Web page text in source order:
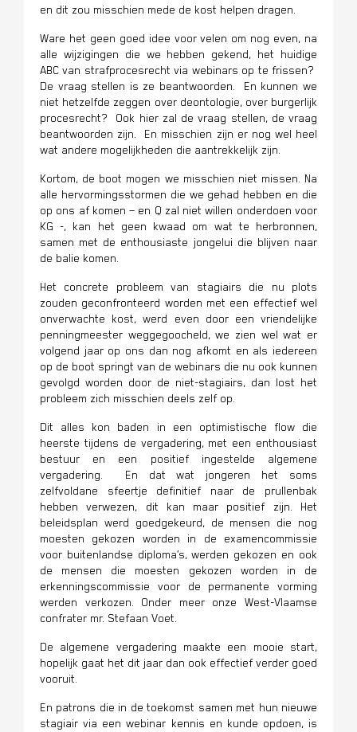
en dit zou misschien mede de kost helpen dragen.
Ware het geen goed idee voor velen om nog even, na
alle wijzigingen die we hebben gekend, het huidige
ABC van strafprocesrecht via webinars op te frissen?
De vraag stellen is ze beantwoorden. En kunnen we
niet hetzelfde zeggen over deontologie, over burgerlijk
procesrecht? Ook hier zal de vraag stellen, de vraag
beantwoorden zijn. En misschien zijn er nog wel heel
wat andere mogelijkheden die aantrekkelijk zijn.
Kortom, de boot mogen we misschien niet missen. Na
alle hervormingsstormen die we gehad hebben en die
op ons af komen – en Q zal niet willen onderdoen voor
KG -, kan het geen kwaad om wat te herbronnen,
samen met de enthousiaste jongelui die blijven naar
de balie komen.
Het concrete probleem van stagiairs die nu plots
zouden geconfronteerd worden met een effectief wel
onverwachte kost, werd even door een vriendelijke
penningmeester weggegoocheld, we zien wel wat er
volgend jaar op ons dan nog afkomt en als iedereen
op de boot springt van de webinars die nu ook kunnen
gevolgd worden door de niet-stagiairs, dan lost het
probleem zich misschien deels zelf op.
Dit alles kon baden in een optimistische flow die
heerste tijdens de vergadering, met een enthousiast
bestuur en een positief ingestelde algemene
vergadering. En dat wat jongeren het soms
zelfvoldane sfeertje definitief naar de prullenbak
hebben verwezen, dit kan maar positief zijn. Het
beleidsplan werd goedgekeurd, de mensen die nog
moesten gekozen worden in de examencommissie
voor buitenlandse diploma’s, werden gekozen en ook
de mensen die moesten gekozen worden in de
erkenningscommissie voor de permanente vorming
werden verkozen. Onder meer onze West-Vlaamse
confrater mr. Stefaan Voet.
De algemene vergadering maakte een mooie start,
hopelijk gaat het dit jaar dan ook effectief verder goed
vooruit.
En patrons die in de toekomst samen met hun nieuwe
stagiair via een webinar kennis en kunde opdoen, is